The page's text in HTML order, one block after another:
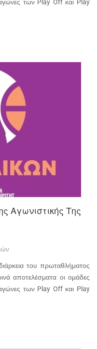
των Play Off και Play
Αγωνιστικής Της
του πρωταθλήματος
αποτελέσματα οι ομάδες
των Play Off και Play